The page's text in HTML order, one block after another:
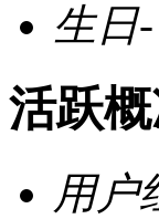
生日-
活跃
用户